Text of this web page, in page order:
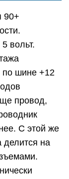
90+
вольт.
по шине +12
провод,
С этой же
делится на